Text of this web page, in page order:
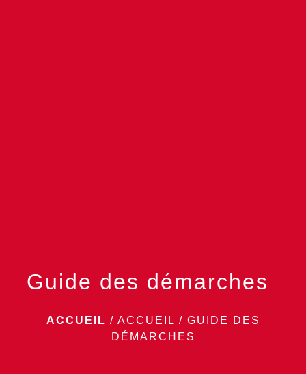
Guide des démarches
ACCUEIL / ACCUEIL / GUIDE DES
DÉMARCHES